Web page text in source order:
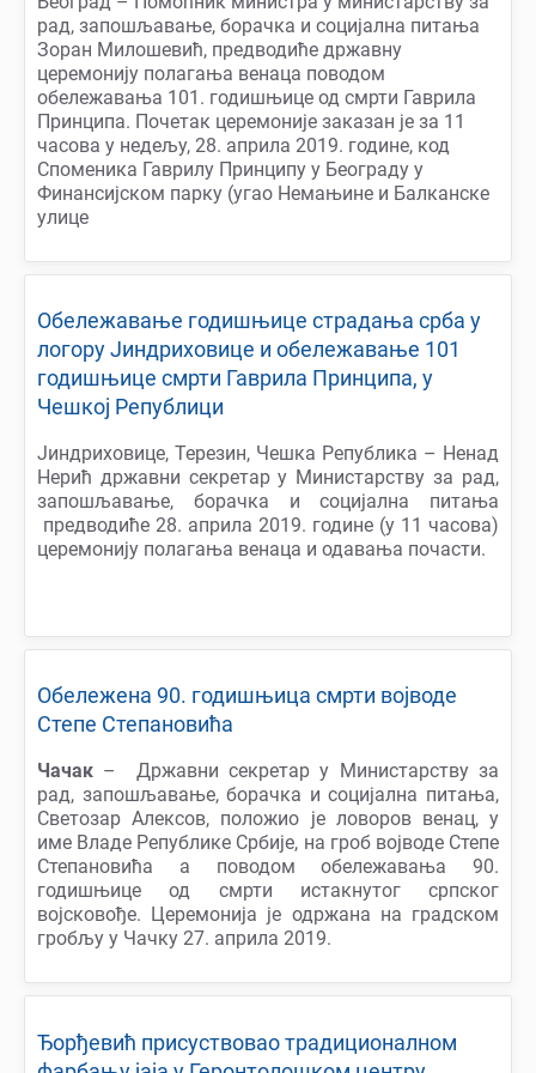
рад, запошљавање, борачка и социјална питања
Зоран Милошевић, предводиће државну
церемонију полагања венаца поводом
обележавања 101. годишњице од смрти Гаврила
Принципа. Почетак церемоније заказан је за 11
часова у недељу, 28. априла 2019. године, код
Споменика Гаврилу Принципу у Београду у
Финансијском парку (угао Немањине и Балканске
улице
Обележавање годишњице страдања срба у
логору Јиндриховице и обележавање 101
годишњице смрти Гаврила Принципа, у
Чешкој Републици
Јиндриховице, Терезин, Чешка Република – Ненад
Нерић државни секретар у Министарству за рад,
запошљавање, борачка и социјална питања
предводиће 28. априла 2019. године (у 11 часова)
церемонију полагања венаца и одавања почасти.
Обележена 90. годишњица смрти војводе
Степе Степановића
Чачак – Државни секретар у Министарству за
рад, запошљавање, борачка и сoцијална питања,
Светозар Алексов, положио је ловоров венац, у
име Владе Републике Србије, на гроб војводе Степе
Степановића а поводом обележавања 90.
годишњице од смрти истакнутог српског
војсковође. Церемонија je одржана на градском
гробљу у Чачку 27. априла 2019.
Ђорђевић присуствовао традиционалном